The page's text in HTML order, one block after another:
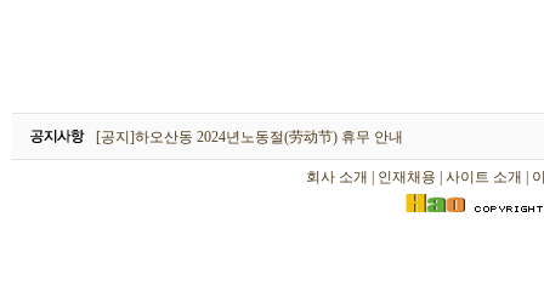
하오산동 2026년 설날(春节) 휴무 안내
[공지]하오산동 2024년노동절(劳动节) 휴무 안내
[공지]하오산동 2024년 설날(春节) 휴무 안내
회사 소개 인재채용 사이트 소개